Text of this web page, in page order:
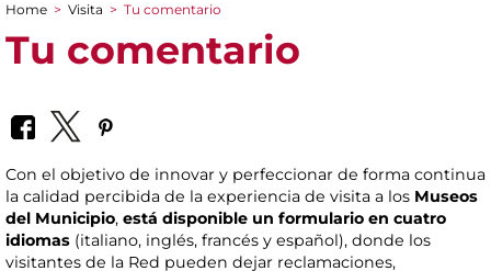
You are here
Home > Visita > Tu comentario
Tu comentario
Con el objetivo de innovar y perfeccionar de forma continua
la calidad percibida de la experiencia de visita a los Museos
del Municipio, está disponible un formulario en cuatro
idiomas (italiano, inglés, francés y español), donde los
visitantes de la Red pueden dejar reclamaciones,